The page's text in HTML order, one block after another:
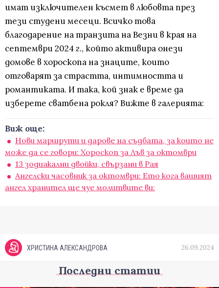
имат изключителен късмет в любовта през
тези студени месеци. Всичко това
благодарение на транзита на Везни в края на
септември 2024 г., който активира онези
домове в хороскопа на знаците, които
отговарят за страстта, интимността и
романтиката. И така, кой знак е време да
изберете сватбена рокля? Вижте в галерията:
Виж още:
Нови маршрути и дарове на съдбата, за които не
може да се говори: Хороскоп за Лъв за октомври
13 зодиакални двойки, свързани в Рая
Ангелски часовник за октомври: Ето кога вашият
ангел хранител ще чуе молитвите ви:
ХРИСТИНА АЛЕКСАНДРОВА 26.09.2024
Последни статии